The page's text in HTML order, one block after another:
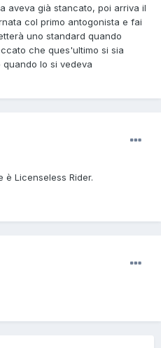
aveva già stancato, poi arriva il
col primo antogonista e fai
uno standard quando
che ques'ultimo si sia
lo si vedeva
Licenseless Rider.